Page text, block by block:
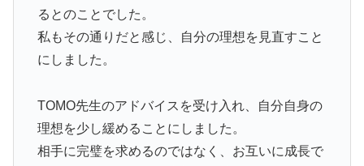
るとのことでした。
私もその通りだと感じ、自分の理想を見直すこと
にしました。
TOMO先生のアドバイスを受け入れ、自分自身の
理想を少し緩めることにしました。
相手に完璧を求めるのではなく、お互いに成長で